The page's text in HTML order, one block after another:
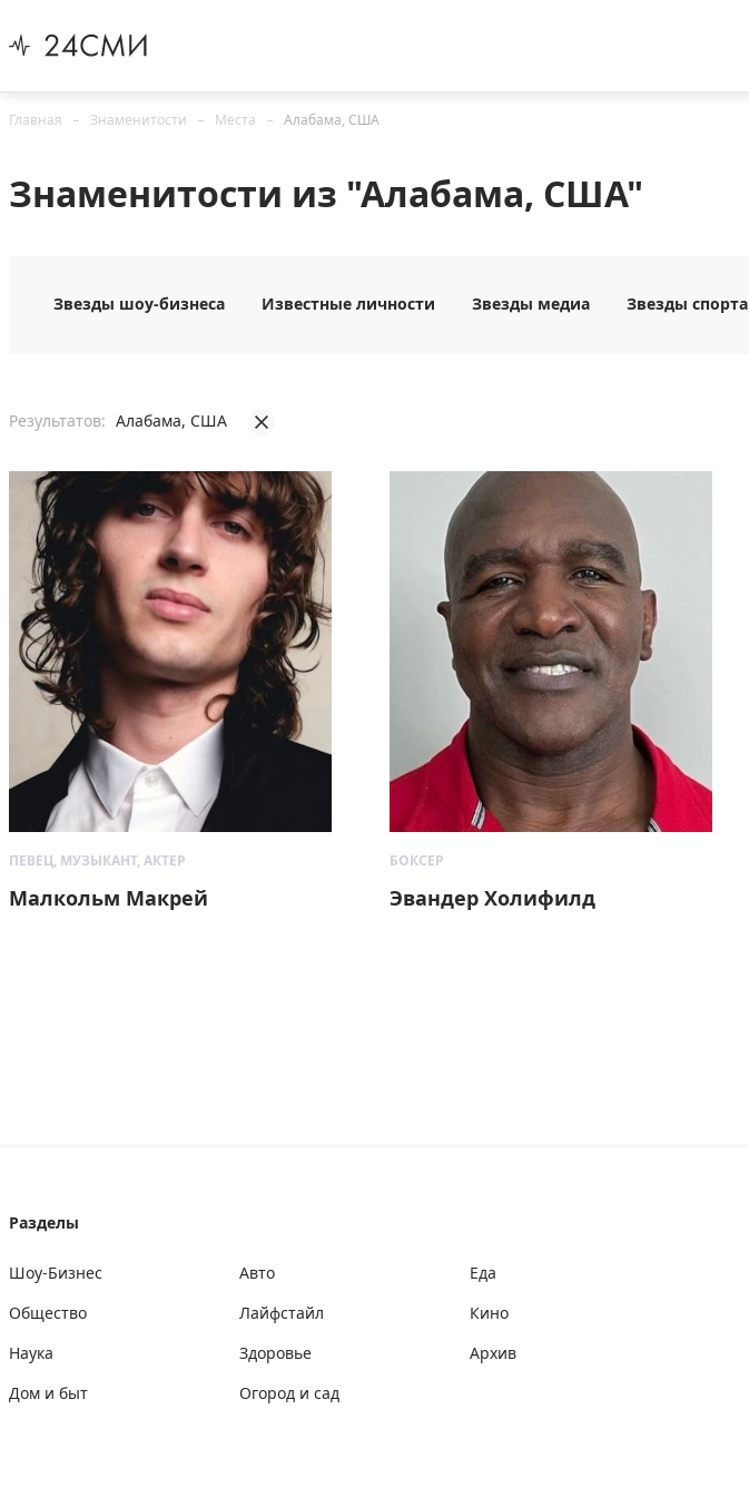
Главная Знаменитости Места Алабама, США
Знаменитости из "Алабама, США"
Звезды шоу-бизнеса Известные личности Звезды медиа Звезды спорта
Результатов: Алабама, США
ПЕВЕЦ, МУЗЫКАНТ, АКТЕР
Малкольм Макрей
БОКСЕР
Эвандер Холифилд
Разделы
Шоу-Бизнес
Общество
Наука
Дом и быт
Авто
Лайфстайл
Здоровье
Огород и сад
Еда
Кино
Архив